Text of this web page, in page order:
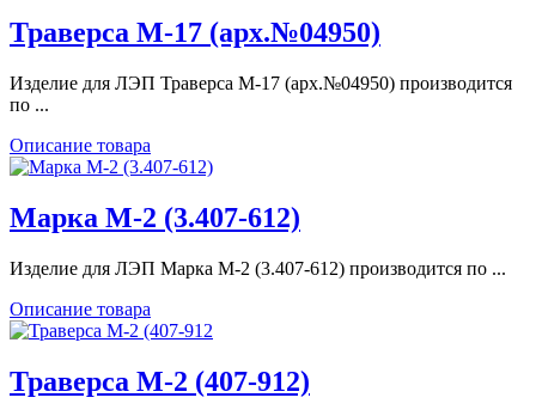
Траверса М-17 (арх.№04950)
Изделие для ЛЭП Траверса М-17 (арх.№04950) производится
по ...
Описание товара
Марка М-2 (3.407-612)
Изделие для ЛЭП Марка М-2 (3.407-612) производится по ...
Описание товара
Траверса М-2 (407-912)